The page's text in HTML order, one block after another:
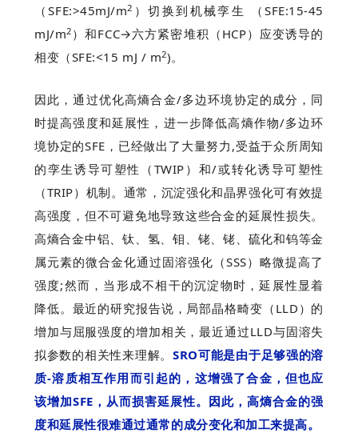
（SFE:>45mJ/m2 ）切换到机械孪生 （SFE:15-45
mJ/m2 ）和FCC→六方紧密堆积（HCP）应变诱导的
相变（SFE:<15 mJ / m2)。
因此，通过优化高熵合金/多边环境协定的成分，同
时提高强度和延展性，进一步降低高熵作物/多边环
境协定的SFE，已经做出了大量努力,受益于众所周知
的孪生诱导可塑性（TWIP）和/或转化诱导可塑性
（TRIP）机制。通常，沉淀强化和晶界强化可有效提
高强度，但不可避免地导致这些合金的延展性损失。
高熵合金中铝、钛、氢、钼、铑、铑、硫化和钨等金
属元素的微合金化通过固溶强化（SSS）略微提高了
强度;然而，当形成不相干的沉淀物时，延展性显着
降低。最近的研究报告说，局部晶格畸变 （LLD）的
增加与屈服强度的增加相关，最近通过LLD与固溶失
拟参数的相关性来理解。SRO可能是由于足够强的溶
质-溶质相互作用而引起的，这增强了合金，但也应
该增加SFE，从而损害延展性。因此，高熵合金的强
度和延展性很难通过通常的成分变化和加工来提高。